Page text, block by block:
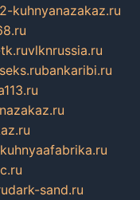
kuhnyanazakaz.ru
vlknrussia.ru
bankaribi.ru
dark-sand.ru